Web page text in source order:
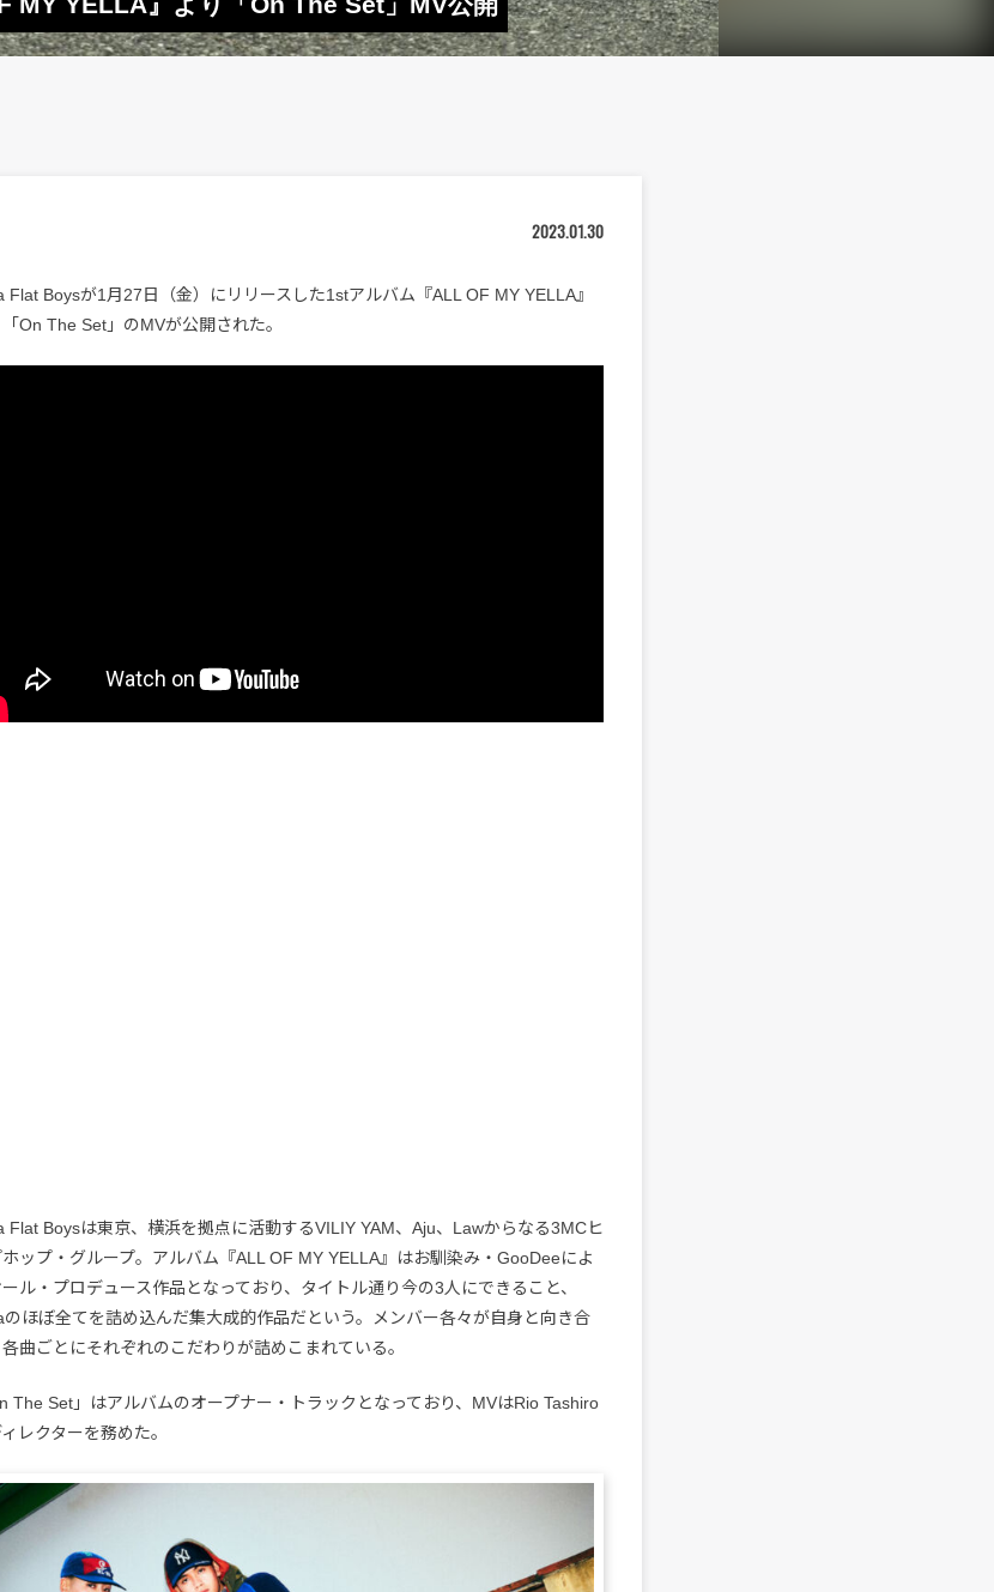
2023.01.30
Flat Boysが1月27日（金）にリリースした1stアルバム『ALL OF MY YELLA』
「On The Set」のMVが公開された。
Flat Boysは東京、横浜を拠点に活動するVILIY YAM、Aju、Lawからなる3MCヒ
ホップ・グループ。アルバム『ALL OF MY YELLA』はお馴染み・GooDeeによ
ル・プロデュース作品となっており、タイトル通り今の3人にできること、
のほぼ全てを詰め込んだ集大成的作品だという。メンバー各々が自身と向き合
曲ごとにそれぞれのこだわりが詰めこまれている。
The Set」はアルバムのオープナー・トラックとなっており、MVはRio Tashiro
レクターを務めた。